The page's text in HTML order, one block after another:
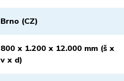
Brno (CZ)
800 x 1.200 x 12.000 mm (š x
v x d)